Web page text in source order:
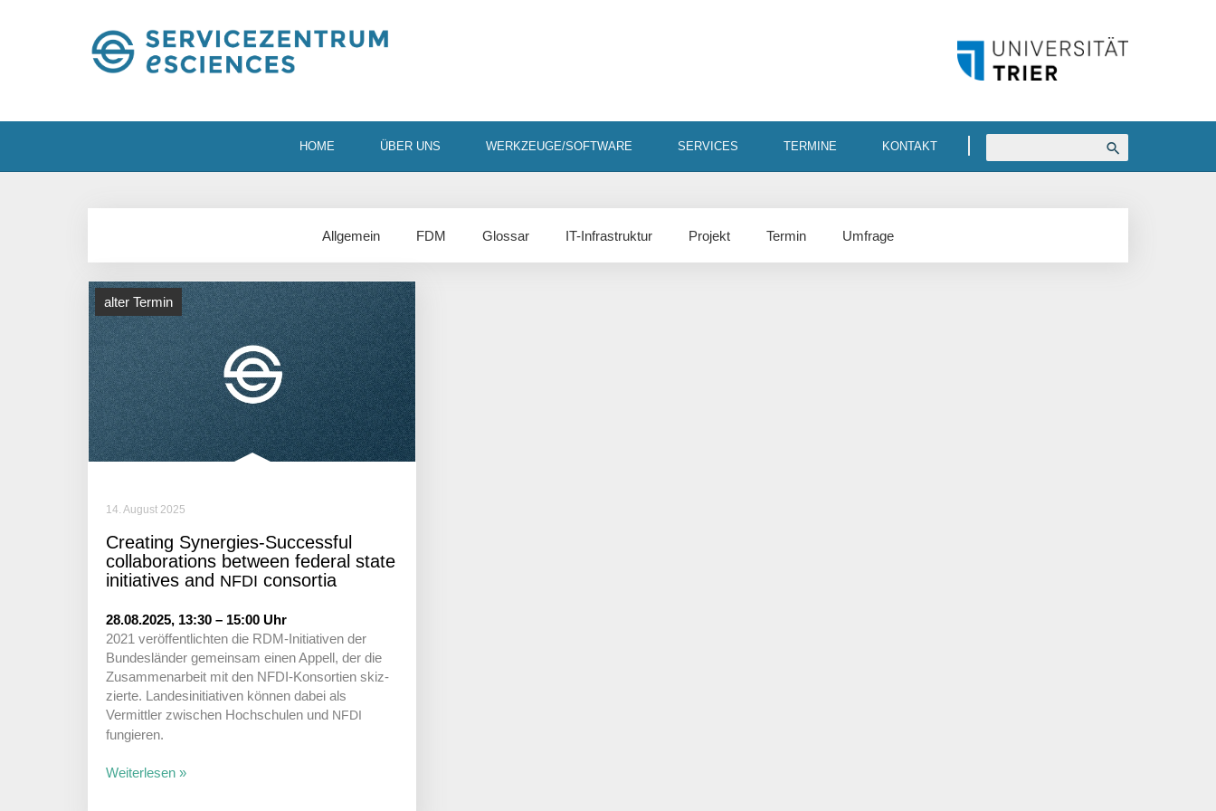
HOME ÜBER UNS WERKZEUGE/SOFTWARE SERVICES TERMINE KONTAKT
Allgemein FDM Glossar IT-Infrastruktur Projekt Termin Umfrage
alter Termin
14. August 2025
Crea­ting Syner­gies-Successful
colla­bo­ra­tions between federal state
initia­tives and NFDI consortia
28.08.2025, 13:30 – 15:00 Uhr
2021 veröf­fent­lichten die RDM-Initia­tiven der
Bundes­länder gemeinsam einen Appell, der die
Zusam­men­ar­beit mit den NFDI-Konsor­tien skiz­
zierte. Landes­in­itia­tiven können dabei als
Vermittler zwischen Hoch­schulen und NFDI
fungieren.
Weiterlesen »